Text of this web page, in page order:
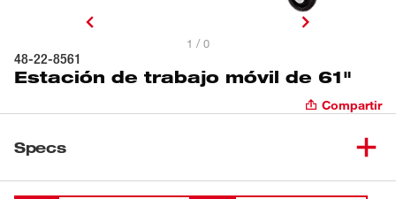
1 / 0
48-22-8561
Estación de trabajo móvil de 61"
Compartir
Specs
Cargando